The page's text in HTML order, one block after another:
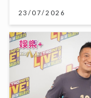
23/07/2026